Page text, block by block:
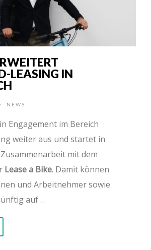
LEASING IN
NEWS
Engagement im Bereich
weiter aus und startet in
mit dem
Lease a Bike. Damit können
und Arbeitnehmer sowie
auf …